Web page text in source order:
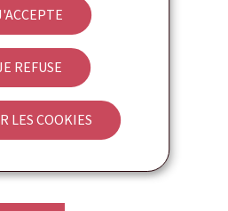
REFUSE
LES COOKIES
Formular Artikel 16
Langue(s) Allemand
2 page(s) Pdf 469 Ko